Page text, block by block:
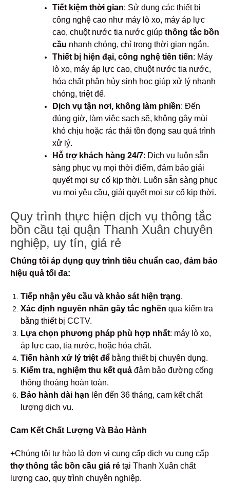
Tiết kiệm thời gian: Sử dụng các thiết bị
công nghệ cao như máy lò xo, máy áp lực
cao, chuột nước tia nước giúp thông tắc bồn
cầu nhanh chóng, chỉ trong thời gian ngắn.
Thiết bị hiện đại, công nghệ tiên tiến: Máy
lò xo, máy áp lực cao, chuột nước tia nước,
hóa chất phân hủy sinh học giúp xử lý nhanh
chóng, triệt để.
Dịch vụ tận nơi, không làm phiền: Đến
đúng giờ, làm việc sạch sẽ, không gây mùi
khó chịu hoặc rác thải tồn đọng sau quá trình
xử lý.
Hỗ trợ khách hàng 24/7: Dịch vụ luôn sẵn
sàng phục vụ mọi thời điểm, đảm bảo giải
quyết mọi sự cố kịp thời. Luôn sẵn sàng phục
vụ mọi yêu cầu, giải quyết mọi sự cố kịp thời.
Quy trình thực hiện dịch vụ thông tắc
bồn cầu tại quận Thanh Xuân chuyên
nghiệp, uy tín, giá rẻ
Chúng tôi áp dụng quy trình tiêu chuẩn cao, đảm bảo
hiệu quả tối đa:
Tiếp nhận yêu cầu và khảo sát hiện trạng.
Xác định nguyên nhân gây tắc nghẽn qua kiểm tra
bằng thiết bị CCTV.
Lựa chọn phương pháp phù hợp nhất: máy lò xo,
áp lực cao, tia nước, hoặc hóa chất.
Tiến hành xử lý triệt để bằng thiết bị chuyên dụng.
Kiểm tra, nghiệm thu kết quả đảm bảo đường cống
thông thoáng hoàn toàn.
Bảo hành dài hạn lên đến 36 tháng, cam kết chất
lượng dịch vụ.
Cam Kết Chất Lượng Và Bảo Hành
+Chúng tôi tự hào là đơn vị cung cấp dịch vụ cung cấp
thợ thông tắc bồn cầu giá rẻ tại Thanh Xuân chất
lượng cao, quy trình chuyên nghiệp.